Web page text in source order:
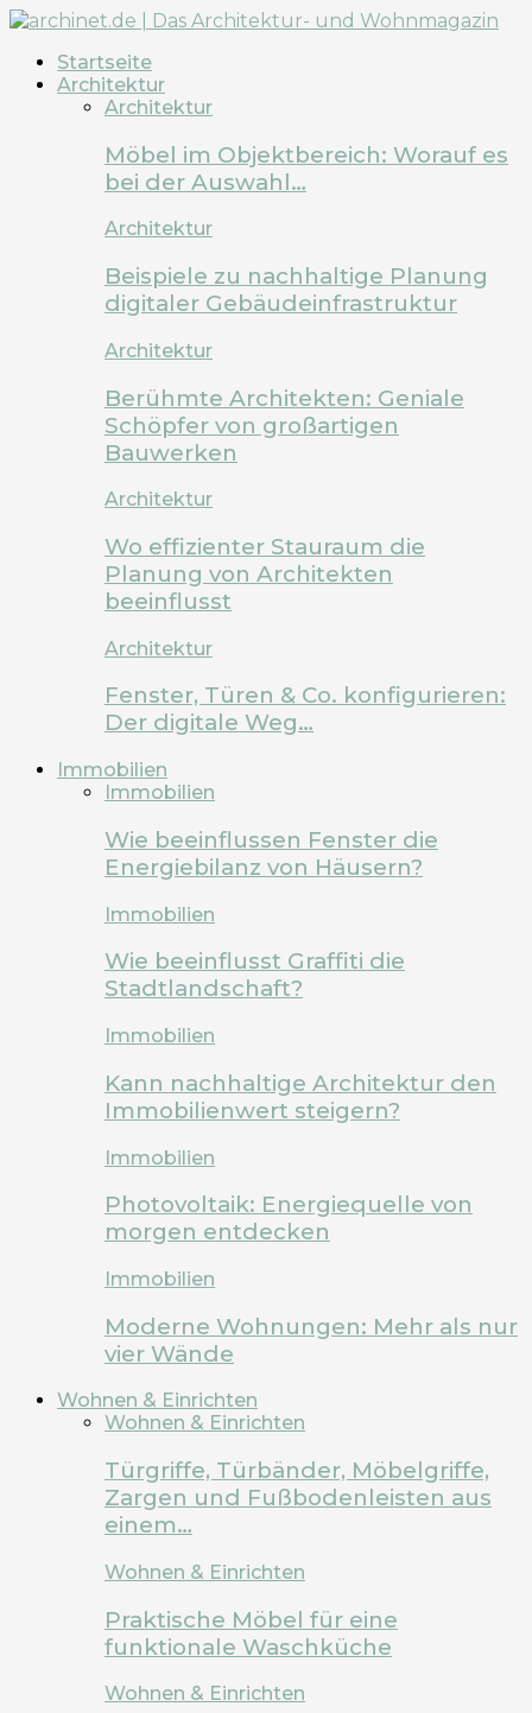
Startseite
Architektur
Architektur
Möbel im Objektbereich: Worauf es
bei der Auswahl…
Architektur
Beispiele zu nachhaltige Planung
digitaler Gebäudeinfrastruktur
Architektur
Berühmte Architekten: Geniale
Schöpfer von großartigen
Bauwerken
Architektur
Wo effizienter Stauraum die
Planung von Architekten
beeinflusst
Architektur
Fenster, Türen & Co. konfigurieren:
Der digitale Weg…
Immobilien
Immobilien
Wie beeinflussen Fenster die
Energiebilanz von Häusern?
Immobilien
Wie beeinflusst Graffiti die
Stadtlandschaft?
Immobilien
Kann nachhaltige Architektur den
Immobilienwert steigern?
Immobilien
Photovoltaik: Energiequelle von
morgen entdecken
Immobilien
Moderne Wohnungen: Mehr als nur
vier Wände
Wohnen & Einrichten
Wohnen & Einrichten
Türgriffe, Türbänder, Möbelgriffe,
Zargen und Fußbodenleisten aus
einem…
Wohnen & Einrichten
Praktische Möbel für eine
funktionale Waschküche
Wohnen & Einrichten